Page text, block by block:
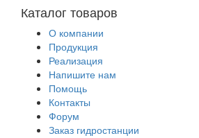
Каталог товаров
О компании
Продукция
Реализация
Напишите нам
Помощь
Контакты
Форум
Заказ гидростанции